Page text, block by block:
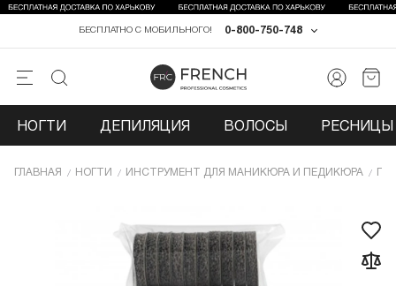
0-800-750-748
БЕСПЛАТНО С МОБИЛЬНОГО!
НОГТИ ДЕПИЛЯЦИЯ ВОЛОСЫ РЕСНИЦЫ
ГЛАВНАЯ НОГТИ ИНCТРУМЕНТ ДЛЯ МАНИКЮРА И ПЕДИКЮРА